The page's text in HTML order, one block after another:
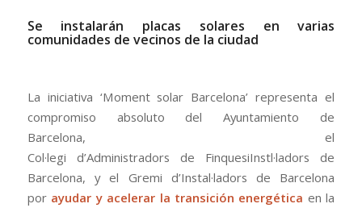
Se instalarán placas solares en varias
comunidades de vecinos de la ciudad
La iniciativa ‘Momentsolar Barcelona’ representa el
compromiso absoluto del Ayuntamiento de
Barcelona,el
Col·legi d’Administradors de FinquesiInstl·ladors de
Barcelona, y el Gremi d’Instal·ladors de Barcelona
por ayudar y acelerar la transición energética en la